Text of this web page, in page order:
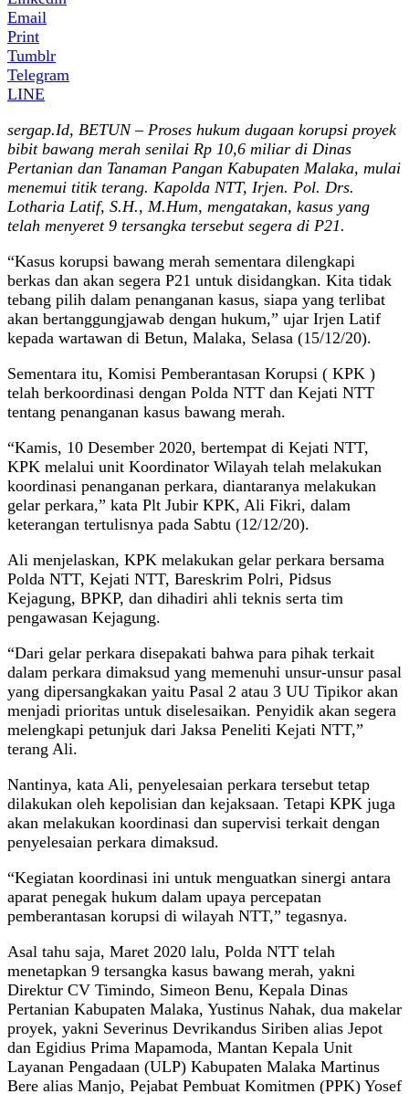
Email
Print
Tumblr
Telegram
LINE
sergap.Id, BETUN – Proses hukum dugaan korupsi proyek
bibit bawang merah senilai Rp 10,6 miliar di Dinas
Pertanian dan Tanaman Pangan Kabupaten Malaka, mulai
menemui titik terang. Kapolda NTT, Irjen. Pol. Drs.
Lotharia Latif, S.H., M.Hum, mengatakan, kasus yang
telah menyeret 9 tersangka tersebut segera di P21.
“Kasus korupsi bawang merah sementara dilengkapi
berkas dan akan segera P21 untuk disidangkan. Kita tidak
tebang pilih dalam penanganan kasus, siapa yang terlibat
akan bertanggungjawab dengan hukum,” ujar Irjen Latif
kepada wartawan di Betun, Malaka, Selasa (15/12/20).
Sementara itu, Komisi Pemberantasan Korupsi ( KPK )
telah berkoordinasi dengan Polda NTT dan Kejati NTT
tentang penanganan kasus bawang merah.
“Kamis, 10 Desember 2020, bertempat di Kejati NTT,
KPK melalui unit Koordinator Wilayah telah melakukan
koordinasi penanganan perkara, diantaranya melakukan
gelar perkara,” kata Plt Jubir KPK, Ali Fikri, dalam
keterangan tertulisnya pada Sabtu (12/12/20).
Ali menjelaskan, KPK melakukan gelar perkara bersama
Polda NTT, Kejati NTT, Bareskrim Polri, Pidsus
Kejagung, BPKP, dan dihadiri ahli teknis serta tim
pengawasan Kejagung.
“Dari gelar perkara disepakati bahwa para pihak terkait
dalam perkara dimaksud yang memenuhi unsur-unsur pasal
yang dipersangkakan yaitu Pasal 2 atau 3 UU Tipikor akan
menjadi prioritas untuk diselesaikan. Penyidik akan segera
melengkapi petunjuk dari Jaksa Peneliti Kejati NTT,”
terang Ali.
Nantinya, kata Ali, penyelesaian perkara tersebut tetap
dilakukan oleh kepolisian dan kejaksaan. Tetapi KPK juga
akan melakukan koordinasi dan supervisi terkait dengan
penyelesaian perkara dimaksud.
“Kegiatan koordinasi ini untuk menguatkan sinergi antara
aparat penegak hukum dalam upaya percepatan
pemberantasan korupsi di wilayah NTT,” tegasnya.
Asal tahu saja, Maret 2020 lalu, Polda NTT telah
menetapkan 9 tersangka kasus bawang merah, yakni
Direktur CV Timindo, Simeon Benu, Kepala Dinas
Pertanian Kabupaten Malaka, Yustinus Nahak, dua makelar
proyek, yakni Severinus Devrikandus Siriben alias Jepot
dan Egidius Prima Mapamoda, Mantan Kepala Unit
Layanan Pengadaan (ULP) Kabupaten Malaka Martinus
Bere alias Manjo, Pejabat Pembuat Komitmen (PPK) Yosef